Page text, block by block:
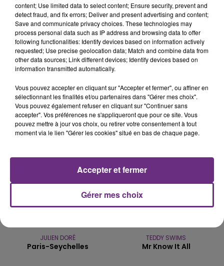
PIERRE DE MAERE
Je Pense A Vous
BEBE REXHA
New Religion
0h40
0h40
JULIEN DORÉ
Paris-Seychelles
0h37
0h37
TEDDY SWIMS
Mr Know It All
content; Use limited data to select content; Ensure security, prevent and
detect fraud, and fix errors; Deliver and present advertising and content;
Save and communicate privacy choices. These technologies may
process personal data such as IP address and browsing data to offer
following functionalities: Identify devices based on information actively
requested; Use precise geolocation data; Match and combine data from
other data sources; Link different devices; Identify devices based on
information transmitted automatically.
Vous pouvez accepter en cliquant sur "Accepter et fermer", ou affiner en
sélectionnant les finalités et/ou partenaires dans "Gérer mes choix".
Vous pouvez également refuser en cliquant sur "Continuer sans
accepter". Vos préférences ne s'appliqueront que pour ce site. Vous
pouvez mettre à jour vos choix, ou retirer votre consentement à tout
moment via le lien "Gérer les cookies" situé en bas de chaque page.
Gérer mes choix
Accepter et fermer